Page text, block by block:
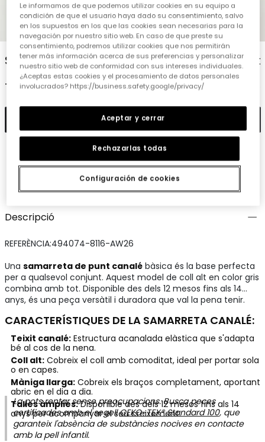
1 2 3 4 5
Samarreta de punt canalé nena gris coll alt
12,95 €
Afegir
Comparteix
Descripció
REFERÈNCIA:494074-8116-AW26
Una samarreta de punt canalébàsica és la base perfecta
per a qualsevol conjunt. Aquest model de coll alt en color gris
combina amb tot. Disponible des dels 12 mesos fins als 14
anys, és una peça versàtil i duradora que val la pena tenir.
CARACTERÍSTIQUES DE LA SAMARRETA CANALÉ:
Teixit canalé:Estructura acanalada elàstica que s'adapta
bé al cos de la nena.
Coll alt:Cobreix el coll amb comoditat, ideal per portar sola
o en capes.
Màniga llarga:Cobreix els braços completament, aportant
abric en el dia a dia.
Talles àmplies:Disponible des dels 12 mesos fins als 14
anys per acompanyar el seu creixement.
La pots rentar sense preocupacions. Busca peces
certificades amb el segellOEKO-TEX® Standard 100, que
garanteix l'absència de substàncies nocives en contacte
amb la pell infantil.
Le informamos de que podemos utilizar cookies en su equipo a
condición de que el usuario haya dado su consentimiento, salvo
en los supuestos en los que las cookies sean necesarias para la
navegación por nuestro sitio web. En caso de que preste su
consentimiento, podremos utilizar cookies que nos permitirán
tener más información acerca de sus preferencias y personalizar
nuestro sitio web de conformidad con sus intereses individuales.
¿Aceptas estas cookies y el procesamiento de datos personales
involucrados? https://business.safety.google/privacy/
Configuración de cookies
Rechazarlas todas
Aceptar y cerrar